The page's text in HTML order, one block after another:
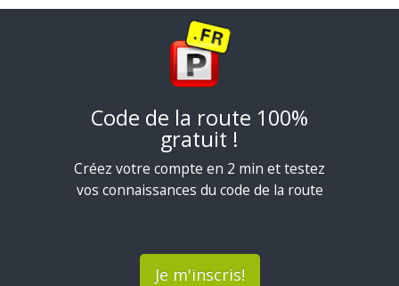
Code de la route 100%
gratuit !
Créez votre compte en 2 min et testez
vos connaissances du code de la route
Je m'inscris!